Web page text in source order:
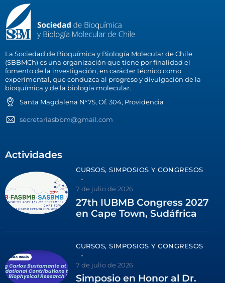
La Sociedad de Bioquímica y Biología Molecular de Chile
(SBBMCh) es una organización que tiene por finalidad el
fomento de la investigación, en carácter técnico como
experimental, que conduzca al progreso y divulgación de la
bioquímica y de la biología molecular.
Santa Magdalena N°75, Of. 304, Providencia
secretariasbbm@gmail.com
Actividades
CURSOS, SIMPOSIOS Y CONGRESOS
7 de julio de 2026
27th IUBMB Congress 2027
en Cape Town, Sudáfrica
CURSOS, SIMPOSIOS Y CONGRESOS
7 de julio de 2026
Simposio en Honor al Dr.